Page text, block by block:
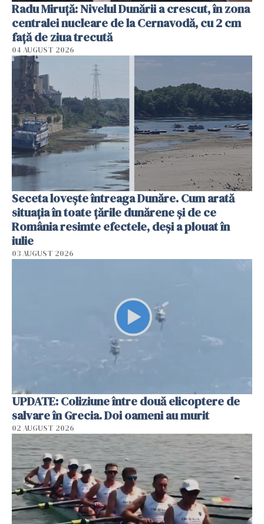
Radu Miruţă: Nivelul Dunării a crescut, în zona
centralei nucleare de la Cernavodă, cu 2 cm
faţă de ziua trecută
04 AUGUST 2026
Seceta lovește întreaga Dunăre. Cum arată
situația în toate țările dunărene și de ce
România resimte efectele, deși a plouat în
iulie
03 AUGUST 2026
UPDATE: Coliziune între două elicoptere de
salvare în Grecia. Doi oameni au murit
02 AUGUST 2026